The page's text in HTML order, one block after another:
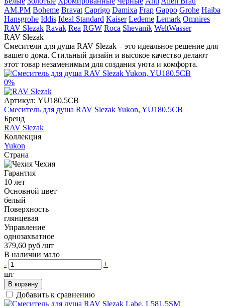
AM.PM Boheme Bravat Caprigo Damixa Frap Gappo Grohe Haiba
Hansgrohe Iddis Ideal Standard Kaiser Ledeme Lemark Omnires
RAV Slezak Ravak Rea RGW Roca Shevanik WeltWasser
RAV Slezak
Смесители для душа RAV Slezak – это идеальное решение для
вашего дома. Стильный дизайн и высокое качество делают
этот товар незаменимым для создания уюта и комфорта.
0%
Артикул: YU180.5CB
Смеситель для душа RAV Slezak Yukon, YU180.5CB
Бренд
RAV Slezak
Коллекция
Yukon
Страна
Чехия
Гарантия
10 лет
Основной цвет
белый
Поверхность
глянцевая
Управление
однозахватное
379,60 руб /шт
В наличии мало
-
+
шт
В корзину
Добавить к сравнению